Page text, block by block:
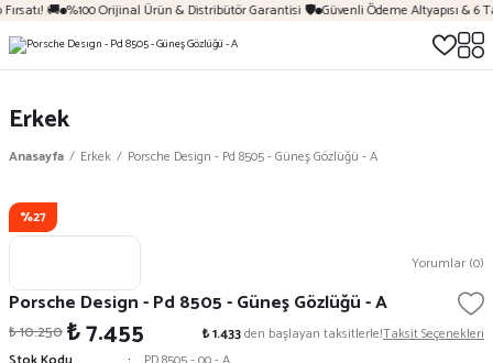
🚚 %100 Orijinal Ürün & Distribütör Garantisi 🛡️ Güvenli Ödeme Altyapısı & 6
Erkek
Anasayfa Erkek Porsche Design - Pd 8505 - Güneş Gözlüğü - A
%27
Yorumlar (0)
Porsche Design - Pd 8505 - Güneş Gözlüğü - A
₺ 10.250₺ 7.455 ₺ 1.433den başlayan taksitlerle!Taksit Seçenekleri